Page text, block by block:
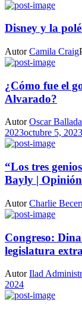
Disney y la
AutorCamila Craig
¿Cómo fue el
Alvarado?
AutorOscar
2023octubre 5, 2023
“Los tres
Bayly | Opinión
AutorCharlie
Congreso:
legislatura
AutorIlad
2024